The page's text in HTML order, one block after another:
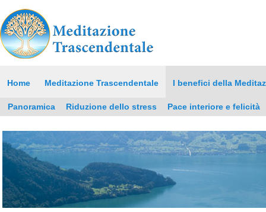
Home Meditazione Trascendentale I benefici della
Panoramica Riduzione dello stress Pace interiore e felicità